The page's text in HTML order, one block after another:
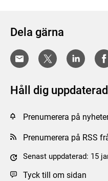
Dela gärna
Håll dig
Prenumerera på
Prenumerera på RSS
Senast uppdaterad: 15
Tyck till om sidan